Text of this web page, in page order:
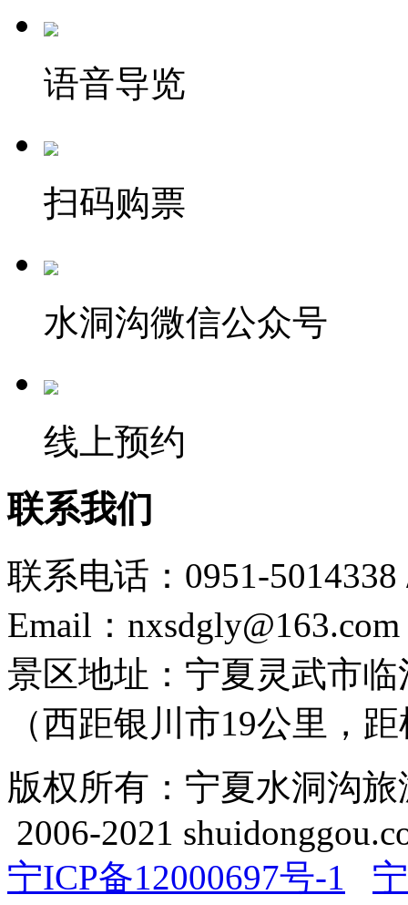
语音导览
扫码购票
水洞沟微信公众号
线上预约
联系我们
联系电话：0951-5014338
Email：nxsdgly@163.com
景区地址：宁夏灵武市
（西距银川市19公里，
版权所有：宁夏水洞沟
2006-2021
宁ICP备12000697号-1